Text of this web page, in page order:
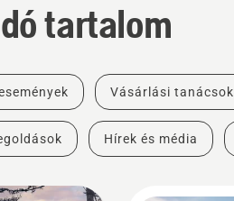
tartalom
Vásárlási tanácsok
Hírek és média